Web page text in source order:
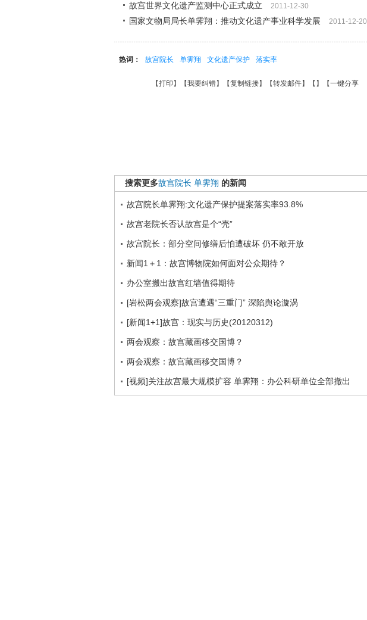
故宫世界文化遗产监测中心正式成立 2011-12-30
国家文物局局长单霁翔：推动文化遗产事业科学发展 2011-12-20
热词： 故宫院长 单霁翔 文化遗产保护 落实率
【打印 】【我要纠错】【复制链接】【转发邮件】【 】 【一键分享
搜索更多故宫院长 单霁翔 的新闻
故宫院长单霁翔:文化遗产保护提案落实率93.8%
故宫老院长否认故宫是个“壳”
故宫院长：部分空间修缮后怕遭破坏 仍不敢开放
新闻1＋1：故宫博物院如何面对公众期待？
办公室搬出故宫红墙值得期待
[岩松两会观察]故宫遭遇“三重门” 深陷舆论漩涡
[新闻1+1]故宫：现实与历史(20120312)
两会观察：故宫藏画移交国博？
两会观察：故宫藏画移交国博？
[视频]关注故宫最大规模扩容 单霁翔：办公科研单位全部撤出